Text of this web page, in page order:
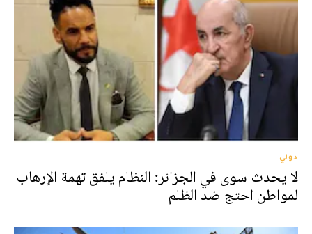
دولي
لا يحدث سوى في الجزائر: النظام يلفق تهمة الإرهاب
لمواطن احتج ضد الظلم